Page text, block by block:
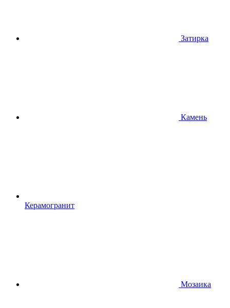
Затирка
Камень
Керамогранит
Мозаика